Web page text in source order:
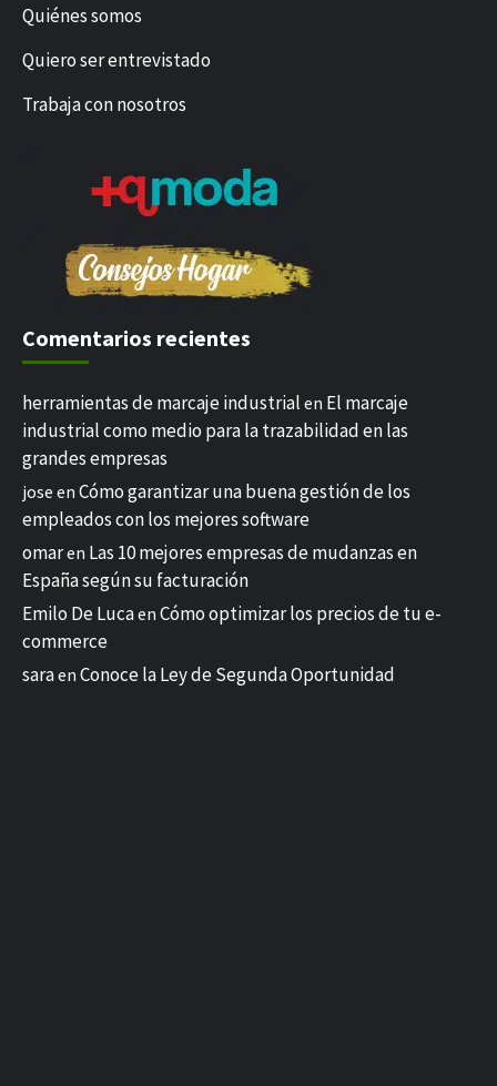
Quiénes somos
Quiero ser entrevistado
Trabaja con nosotros
Comentarios recientes
herramientas de marcaje industrial en El marcaje
industrial como medio para la trazabilidad en las
grandes empresas
jose en Cómo garantizar una buena gestión de los
empleados con los mejores software
omaren Las 10 mejores empresas de mudanzas en
España según su facturación
Emilo De Lucaen Cómo optimizar los precios de tu e-
commerce
saraen Conoce la Ley de Segunda Oportunidad